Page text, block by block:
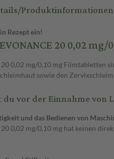
Rezept ein!
20 0,02
0,02 mg/0,10 mg Filmtabletten
sowie den
vor der Einnahme von
und das Bedienen von
0,02 mg/0,10 mg hat keinen